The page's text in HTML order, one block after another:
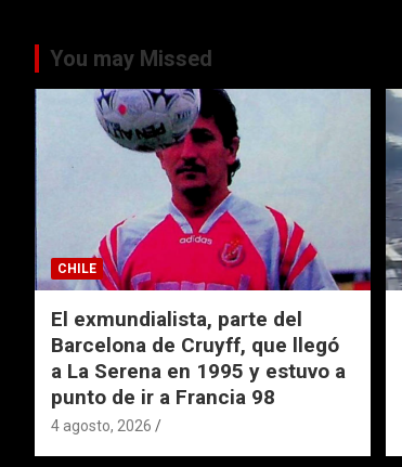
You may Missed
CHILE
El exmundialista, parte del
Barcelona de Cruyff, que llegó
a La Serena en 1995 y estuvo a
punto de ir a Francia 98
4 agosto, 2026